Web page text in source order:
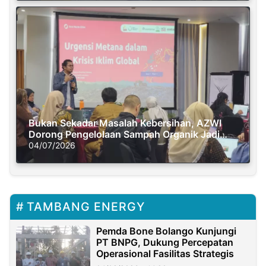
Bukan Sekadar Masalah Kebersihan, AZWI
Dorong Pengelolaan Sampah Organik Jadi
Solusi Krisis Iklim
04/07/2026
TAMBANG ENERGY
Pemda Bone Bolango Kunjungi
PT BNPG, Dukung Percepatan
Operasional Fasilitas Strategis